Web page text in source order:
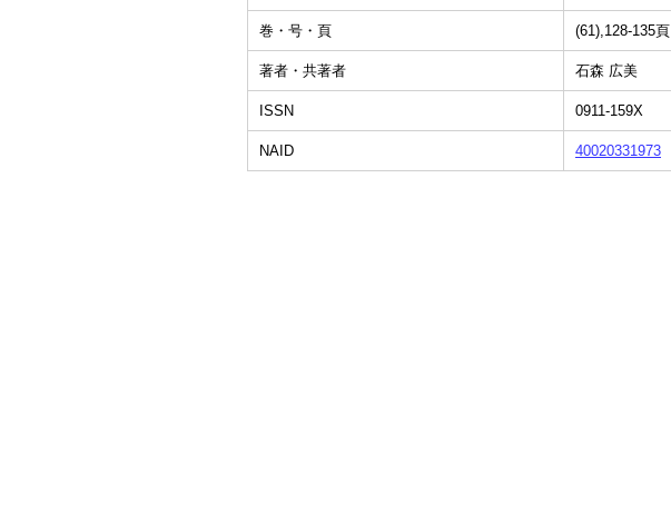
巻・号・頁 (61),128-135頁
著者・共著者 石森 広美
ISSN 0911-159X
NAID 40020331973